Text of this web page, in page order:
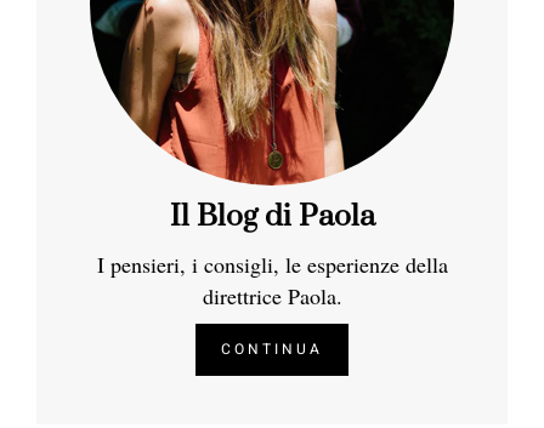
Il Blog di Paola
I pensieri, i consigli, le esperienze della
direttrice Paola.
CONTINUA